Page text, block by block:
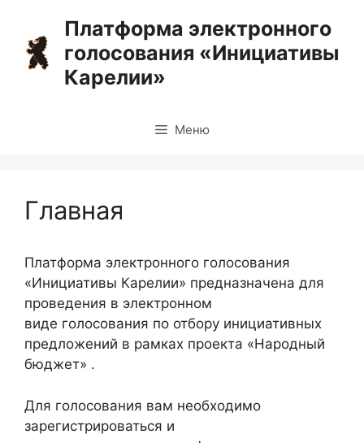
содержимому
Платформа электронного
голосования «Инициативы
Карелии»
Меню
Главная
Платформа электронного голосования
«Инициативы Карелии» предназначена для
проведения в электронном
виде голосования по отбору инициативных
предложений в рамках проекта «Народный
бюджет» .
Для голосования вам необходимо
зарегистрироваться и